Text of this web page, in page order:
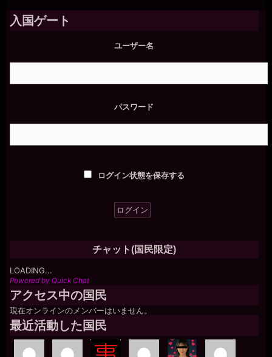
入国ゲート
ユーザー名
パスワード
ログイン状態を保存する
チャット(国民限定)
LOADING...
Powered by Quick Chat
アクセス中の国民
現在オンラインのメンバーはいません。
最近活動した国民